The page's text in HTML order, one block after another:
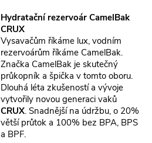
Hydratační rezervoár CamelBak
CRUX
Vysavačům říkáme lux, vodním
rezervoárům říkáme CamelBak.
Značka CamelBak je skutečný
průkopník a špička v tomto oboru.
Dlouhá léta zkušeností a vývoje
vytvořily novou generaci vaků
CRUX. Snadnější na údržbu, o 20%
větší průtok a 100% bez BPA, BPS
a BPF.